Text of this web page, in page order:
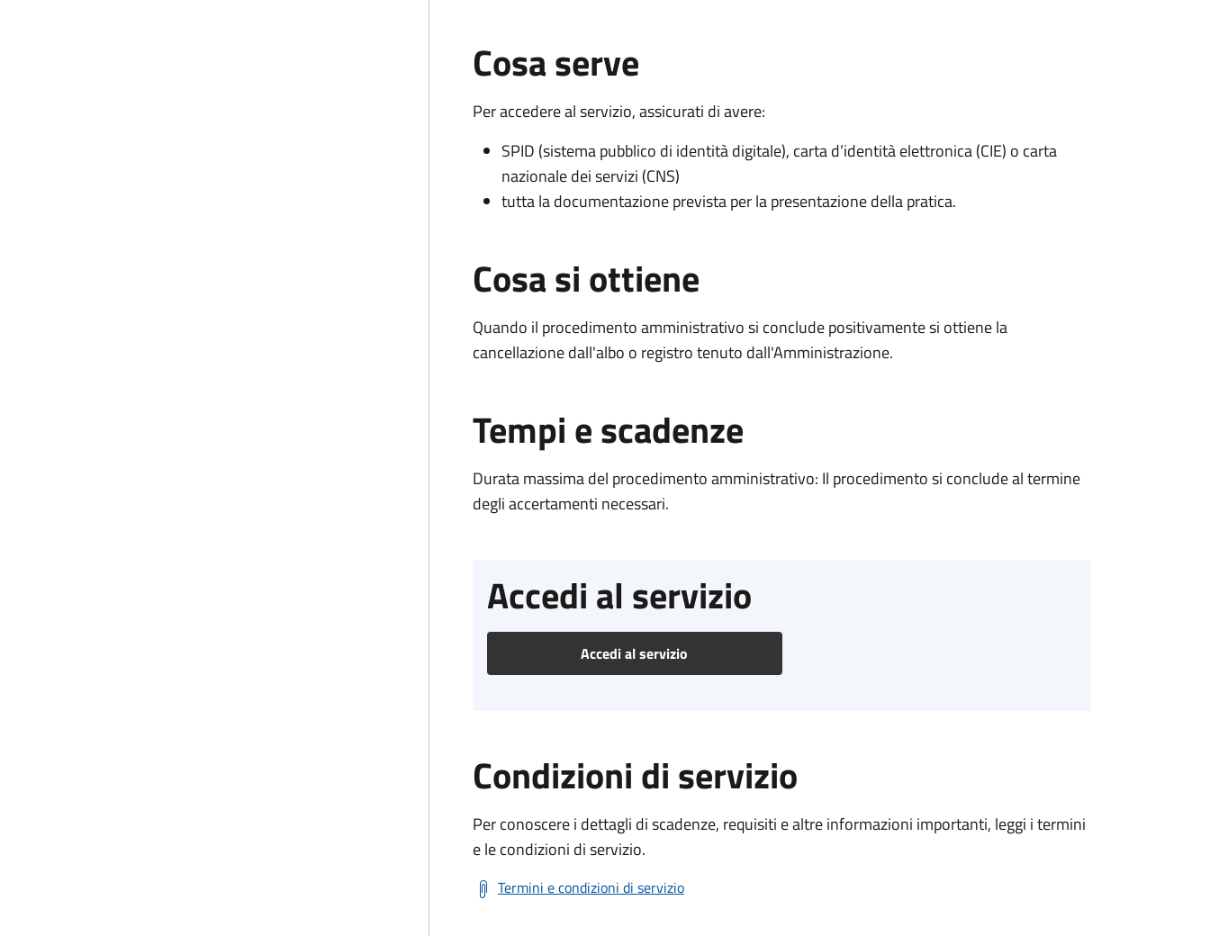
Cosa serve
Per accedere al servizio, assicurati di avere:
SPID (sistema pubblico di identità digitale), carta d’identità elettronica (CIE) o carta
nazionale dei servizi (CNS)
tutta la documentazione prevista per la presentazione della pratica.
Cosa si ottiene
Quando il procedimento amministrativo si conclude positivamente si ottiene la
cancellazione dall'albo o registro tenuto dall'Amministrazione.
Tempi e scadenze
Durata massima del procedimento amministrativo: Il procedimento si conclude al termine
degli accertamenti necessari.
Accedi al servizio
Accedi al servizio
Condizioni di servizio
Per conoscere i dettagli di scadenze, requisiti e altre informazioni importanti, leggi i termini
e le condizioni di servizio.
Termini e condizioni di servizio